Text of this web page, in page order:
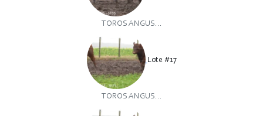
TOROS ANGUS...
Lote #17
TOROS ANGUS...